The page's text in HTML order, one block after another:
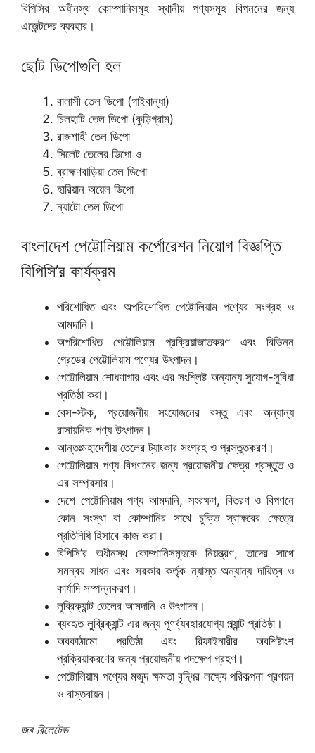
বিপিসির অধীনস্থ কোম্পানিসমূহ স্থানীয় পণ্যসমূহ বিপননের জন্য
এজেন্টদের ব্যবহার।
ছোট ডিপোগুলি হল
বালাসী তেল ডিপো (গাইবান্ধা)
চিলহাটি তেল ডিপো (কুড়িগ্রাম)
রাজশাহী তেল ডিপো
সিলেট তেলের ডিপো ও
ব্রাহ্মণবাড়িয়া তেল ডিপো
হারিয়ান অয়েল ডিপো
ন্যাটো তেল ডিপো
বাংলাদেশ পেট্টোলিয়াম কর্পোরেশন নিয়োগ বিজ্ঞপ্তি
বিপিসি’র কার্যক্রম
পরিশোধিত এবং অপরিশোধিত পেট্টোলিয়াম পণ্যের সংগ্রহ ও
আমদানি।
অপরিশোধিত পেট্টোলিয়াম প্রক্রিয়াজাতকরণ এবং বিভিন্ন
গ্রেডের পেট্টোলিয়াম পণ্যের উৎপাদন।
পেট্টোলিয়াম শোধণাগার এবং এর সংশ্লিষ্ট অন্যান্য সুযোগ-সুবিধা
প্রতিষ্ঠা করা।
বেস-স্টক, প্রয়োজনীয় সংযোজনের বস্তু এবং অন্যান্য
রাসায়নিক পণ্য উৎপাদন।
আন্তঃমহাদেশীয় তেলের ট্যাংকার সংগ্রহ ও প্রস্তুতকরণ।
পেট্টোলিয়াম পণ্য বিপণনের জন্য প্রয়োজনীয় ক্ষেত্র প্রস্তুত ও
এর সম্প্রসার।
দেশে পেট্টোলিয়াম পণ্য আমদানি, সংরক্ষণ, বিতরণ ও বিপণনে
কোন সংস্থা বা কোম্পানির সাথে চুক্তি স্বাক্ষরের ক্ষেত্রে
প্রতিনিধি হিসাবে কাজ করা।
বিপিসি’র অধীনস্থ কোম্পানিসমূহকে নিয়ন্ত্রণ, তাদের সাথে
সমন্বয় সাধন এবং সরকার কর্তৃক ন্যাস্ত অন্যান্য দায়িত্ব ও
কার্যাদি সম্পন্নকরণ।
লুব্রিক্যান্ট তেলের আমদানি ও উৎপাদন।
ব্যবহৃত লুব্রিক্যান্ট এর জন্য পূণর্ব্যবহারযোগ্য প্ল্যান্ট প্রতিষ্ঠা।
অবকাঠামো প্রতিষ্ঠা এবং রিফাইনারীর অবশিষ্টাংশ
প্রক্রিয়াকরণের জন্য প্রয়োজনীয় পদক্ষেপ গ্রহণ।
পেট্টোলিয়াম পণ্যের মজুদ ক্ষমতা বৃদ্ধির লক্ষ্যে পরিকল্পনা প্রণয়ন
ও বাস্তবায়ন।
জব রিলেটেড